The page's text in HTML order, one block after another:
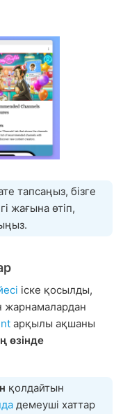
тапсаңыз, бізге
жағына өтіп,
іске қосылды,
жарнамалардан
арқылы ақшаны
өзінде
қолдайтын
демеуші хаттар